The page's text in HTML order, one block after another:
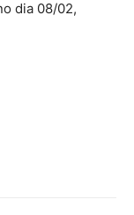
dia 08/02,